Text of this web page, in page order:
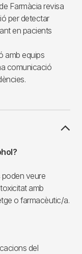
Farmàcia revisa
per detectar
en pacients
amb equips
comunicació
poden veure
amb
o farmacèutic/a.
del